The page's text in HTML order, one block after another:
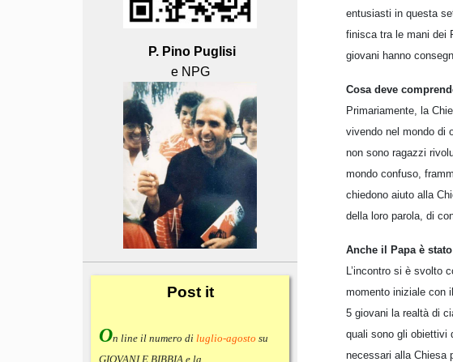
P. Pino Puglisi
e NPG
Postit
On line il numero di luglio-agosto su
GIOVANI E BIBBIA e la
entusiasti in questa
finisca tra le mani dei
giovani hanno
Cosa deve
Primariamente, la
vivendo nel mondo di
non sono ragazzi
mondo confuso,
chiedono aiuto alla
della loro parola, di
Anche il Papa è
L’incontro si è svolto
momento iniziale con
5 giovani la realtà di
quali sono gli obiettivi
necessari alla Chiesa